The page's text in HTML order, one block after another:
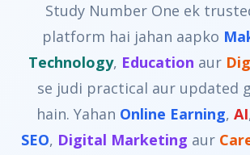
Study Number One ek
platform hai jahan aapko
Technology, Education aur
se judi practical aur updated
hain. Yahan Online Earning, AI
SEO, Digital Marketing aur